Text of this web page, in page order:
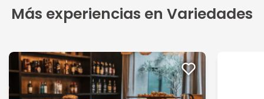
Más experiencias en Variedades